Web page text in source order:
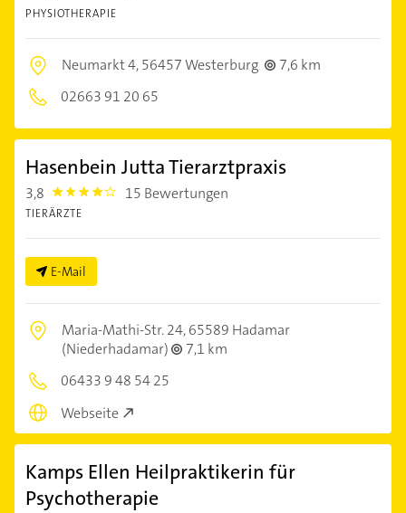
PHYSIOTHERAPIE
Neumarkt 4,56457 Westerburg
7,6 km
02663 91 20 65
Hasenbein Jutta Tierarztpraxis
3,8 3.8 15 Bewertungen
TIERÄRZTE
E-Mail
Maria-Mathi-Str. 24,65589 Hadamar
(Niederhadamar)
7,1 km
06433 9 48 54 25
Webseite
Kamps Ellen Heilpraktikerin für
Psychotherapie